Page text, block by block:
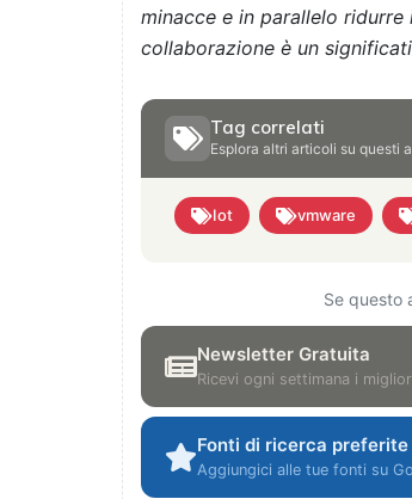
minacce e in parallelo
collaborazione è un
Tag correlati
Esplora altri articoli su questi
Iot vmware
Se questo
Newsletter Gratuita
Ricevi ogni settimana i
Fonti di ricerca preferite
Aggiungici alle tue fonti su